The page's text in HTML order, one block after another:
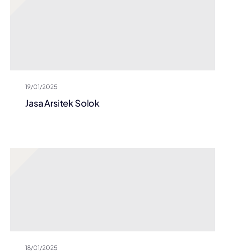
19/01/2025
Jasa Arsitek Solok
18/01/2025